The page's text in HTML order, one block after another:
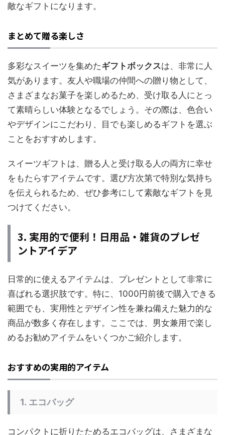
敵なギフトになります。
まとめて贈る楽しさ
多彩なスイーツを集めたギフトボックスは、非常に人
気があります。友人や職場の仲間への贈り物として、
さまざまなお菓子を楽しめるため、受け取る人にとっ
て素晴らしい体験となるでしょう。その際は、色合い
やデザインにこだわり、目でも楽しめるギフトを選ぶ
ことをおすすめします。
スイーツギフトは、贈る人と受け取る人の両方に幸せ
をもたらすアイテムです。選び方次第で特別な気持ち
を伝えられるため、ぜひ参考にして素敵なギフトを見
つけてください。
3. 実用的で便利！日用品・雑貨のプレゼ
ントアイデア
日常的に使えるアイテムは、プレゼントとして非常に
喜ばれる選択肢です。特に、1000円前後で購入できる
範囲でも、実用性とデザイン性を兼ね備えた魅力的な
商品が数多く存在します。ここでは、男女兼用で楽し
めるお勧めアイテムをいくつかご紹介します。
おすすめの実用的アイテム
1. エコバッグ
コンパクトに折りたためるエコバッグは、さまざまな